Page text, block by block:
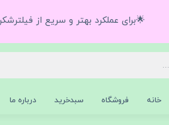
🌟برای عملکرد بهتر و سریع از
خانه فروشگاه سبدخرید درباره ما